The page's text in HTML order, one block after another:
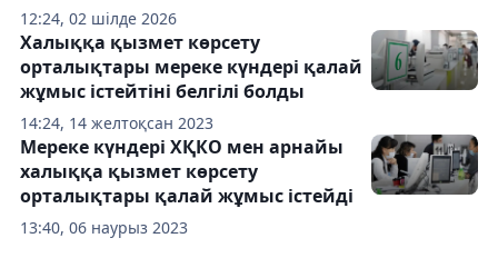
12:24, 02 шілде 2026
14:24, 14 желтоқсан 2023
Халыққа қызмет көрсету
орталықтары мереке күндері қалай
жұмыс істейтіні белгілі болды
13:40, 06 наурыз 2023
Мереке күндері ХҚКО мен арнайы
халыққа қызмет көрсету
орталықтары қалай жұмыс істейді